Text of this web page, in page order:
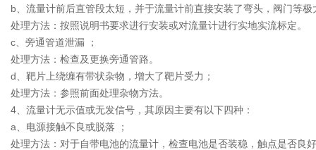
b、流量计前后直管段太短，并于流量计前直接安装了弯头，阀门等
处理方法：按照说明书要求进行安装或对流量计进行实地实流标定。
c、旁通管道泄漏 ；
处理方法：检查及更换旁通管路。
d、靶片上绕缠有带状杂物，增大了靶片受力；
处理方法：参照前面处理杂物方法。
4、流量计无示值或无发信号，其原因主要有以下四种：
a、电源接触不良或脱落 ；
处理方法：对于自带电池的流量计，检查电池是否装稳，触点是否良